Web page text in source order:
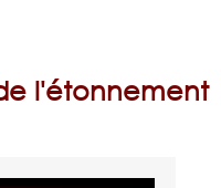
l'étonnement